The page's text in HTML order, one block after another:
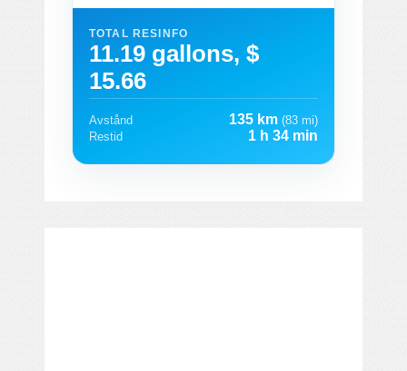
TOTAL RESINFO
11.19 gallons, $
15.66
Avstånd 135 km (83 mi)
Restid
1 h 34 min